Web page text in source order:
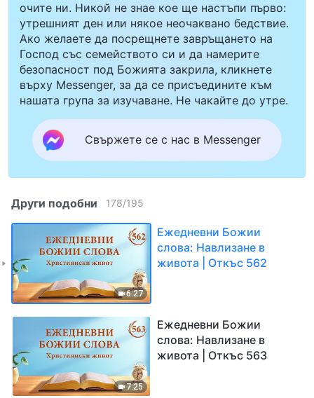
очите ни. Никой не знае кое ще настъпи първо:
утрешният ден или някое неочаквано бедствие.
Ако желаете да посрещнете завръщането на
Господ със семейството си и да намерите
безопасност под Божията закрила, кликнете
върху Messenger, за да се присъедините към
нашата група за изучаване. Не чакайте до утре.
Свържете се с нас в Messenger
Други подобни 178/195
6:27
Ежедневни Божии
слова: Навлизане в
живота | Откъс 562
7:25
Ежедневни Божии
слова: Навлизане в
живота | Откъс 563